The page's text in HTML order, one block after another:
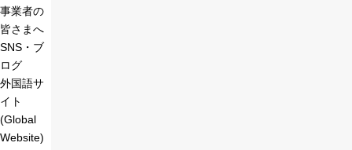
事業者の
皆さまへ
SNS・ブ
ログ
外国語サ
イト
(Global
Website)